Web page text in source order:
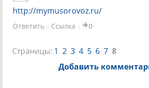
http://mymusorovoz.ru/
Ответить Ссылка 0
Страницы: 1 2 3 4 5 6 7 8
Добавить